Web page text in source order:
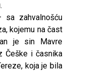
zahvalnošću
kojemu na čast
je sin Mavre
Češke i časnika
koja je bila